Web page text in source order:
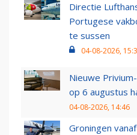
Directie
Portugese
te sussen
04-08-2026,
Nieuwe
op 6 augustus
04-08-2026, 14:46
Groningen